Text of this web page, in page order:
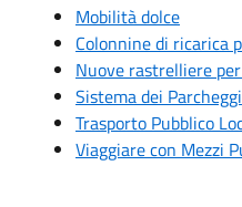
Mobilità dolce
Colonnine di ricarica
Nuove rastrelliere
Sistema dei Parcheggi
Trasporto Pubblico
Viaggiare con Mezzi